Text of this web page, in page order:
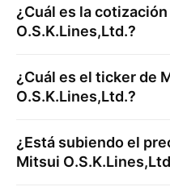
¿Cuál es la
O.S.K.Lines,Ltd.?
¿Cuál es el ticker de
O.S.K.Lines,Ltd.?
¿Está subiendo el
Mitsui